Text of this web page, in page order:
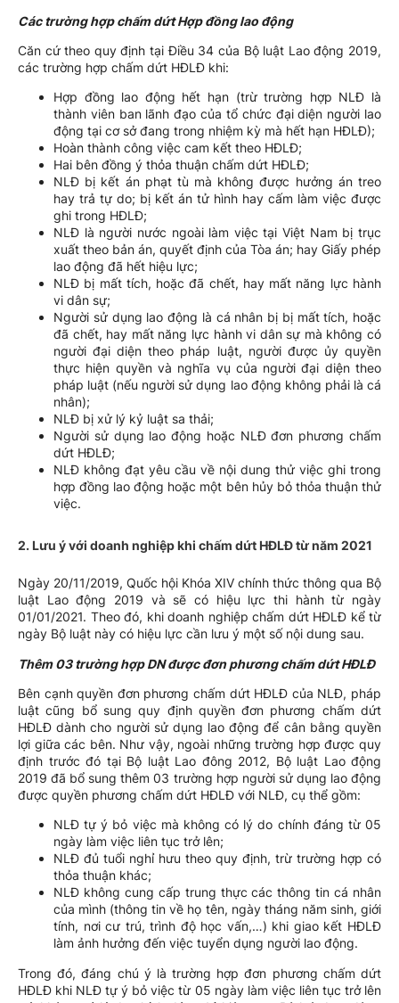
Các trường hợp chấm dứt Hợp đồng lao động
Căn cứ theo quy định tại Điều 34 của Bộ luật Lao động 2019,
các trường hợp chấm dứt HĐLĐ khi:
Hợp đồng lao động hết hạn (trừ trường hợp NLĐ là
thành viên ban lãnh đạo của tổ chức đại diện người lao
động tại cơ sở đang trong nhiệm kỳ mà hết hạn HĐLĐ);
Hoàn thành công việc cam kết theo HĐLĐ;
Hai bên đồng ý thỏa thuận chấm dứt HĐLĐ;
NLĐ bị kết án phạt tù mà không được hưởng án treo
hay trả tự do; bị kết án tử hình hay cấm làm việc được
ghi trong HĐLĐ;
NLĐ là người nước ngoài làm việc tại Việt Nam bị trục
xuất theo bản án, quyết định của Tòa án; hay Giấy phép
lao động đã hết hiệu lực;
NLĐ bị mất tích, hoặc đã chết, hay mất năng lực hành
vi dân sự;
Người sử dụng lao động là cá nhân bị bị mất tích, hoặc
đã chết, hay mất năng lực hành vi dân sự mà không có
người đại diện theo pháp luật, người được ủy quyền
thực hiện quyền và nghĩa vụ của người đại diện theo
pháp luật (nếu người sử dụng lao động không phải là cá
nhân);
NLĐ bị xử lý kỷ luật sa thải;
Người sử dụng lao động hoặc NLĐ đơn phương chấm
dứt HĐLĐ;
NLĐ không đạt yêu cầu về nội dung thử việc ghi trong
hợp đồng lao động hoặc một bên hủy bỏ thỏa thuận thử
việc.
2. Lưu ý với doanh nghiệp khi chấm dứt HĐLĐ từ năm 2021
Ngày 20/11/2019, Quốc hội Khóa XIV chính thức thông qua Bộ
luật Lao động 2019 và sẽ có hiệu lực thi hành từ ngày
01/01/2021. Theo đó, khi doanh nghiệp chấm dứt HĐLĐ kể từ
ngày Bộ luật này có hiệu lực cần lưu ý một số nội dung sau.
Thêm 03 trường hợp DN được đơn phương chấm dứt HĐLĐ
Bên cạnh quyền đơn phương chấm dứt HĐLĐ của NLĐ, pháp
luật cũng bổ sung quy định quyền đơn phương chấm dứt
HĐLĐ dành cho người sử dụng lao động để cân bằng quyền
lợi giữa các bên. Như vậy, ngoài những trường hợp được quy
định trước đó tại Bộ luật Lao đông 2012, Bộ luật Lao động
2019 đã bổ sung thêm 03 trường hợp người sử dụng lao động
được quyền phương chấm dứt HĐLĐ với NLĐ, cụ thể gồm:
NLĐ tự ý bỏ việc mà không có lý do chính đáng từ 05
ngày làm việc liên tục trở lên;
NLĐ đủ tuổi nghỉ hưu theo quy định, trừ trường hợp có
thỏa thuận khác;
NLĐ không cung cấp trung thực các thông tin cá nhân
của mình (thông tin về họ tên, ngày tháng năm sinh, giới
tính, nơi cư trú, trình độ học vấn,…) khi giao kết HĐLĐ
làm ảnh hưởng đến việc tuyển dụng người lao động.
Trong đó, đáng chú ý là trường hợp đơn phương chấm dứt
HĐLĐ khi NLĐ tự ý bỏ việc từ 05 ngày làm việc liên tục trở lên